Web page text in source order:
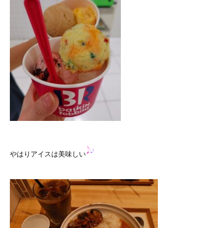
やはりアイスは美味しい